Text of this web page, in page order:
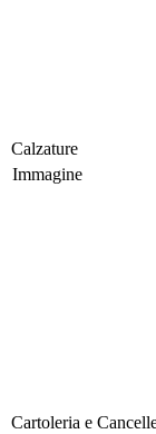
Calzature
Immagine
Cartoleria e